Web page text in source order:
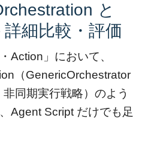
と
細比較・評価
Action」において、
（GenericOrchestrator
同期実行戦略）のよう
Agent Script だけでも足